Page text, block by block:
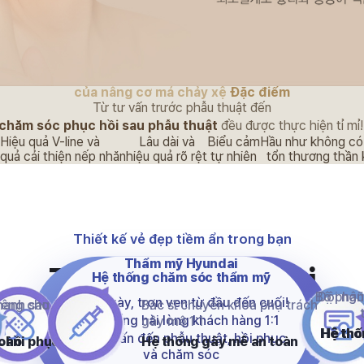
nhờ hoạt động học thuật liên tục
nhờ kinh nghiệm phẫu thuật đa dạng
nhờ hoạt động học thuật liên tục
của nâng cơ má chảy xệ Đặc điểm
Từ tư vấn trước phẫu thuật đến
chăm sóc phục hồi sau phẫu thuật đều được thực hiện tỉ
Hiệu quả V-line và
cải thiện nếp nhăn
Lâu dài và
hiệu quả rõ rệt
Biểu cảm
tự nhiên
Hầu như không có
tổn thương thần
Thiết kế vẻ đẹp tiềm ẩn trong bạn
Thẩm mỹ Hyundai
Thẩm mỹ Hyundai
Hệ thống chăm sóc thẩm mỹ
365 ngày, trọn vẹn từ đầu đến cuối!
Hệ thống hài lòng khách hàng 1:1
Từ tư vấn đến phẫu thuật, hồi phục
và chăm sóc
sau
hồi phục
Bộ
Hệ
Đội
Hệ
Bác sĩ chuyên khoa phụ trách
gây mê 1:1
Hệ thống gây mê an toàn
cho